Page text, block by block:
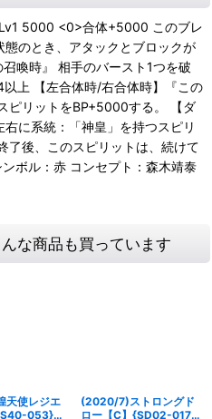
5000 <0>合体+5000 このブレ
のとき、アタックとブロックが
喚時』 相手のバースト1つを破
上 【左合体時/右合体時】『この
ピリットをBP+5000する。 【ダ
に系統：「神皇」を持つスピリ
了後、このスピリットは、続けて
ボル：赤 コンセプト：森木靖泰
な商品も買っています
天使レジエ
053}
(2020/7)ストロングド
ロー【C】{SD02-017}